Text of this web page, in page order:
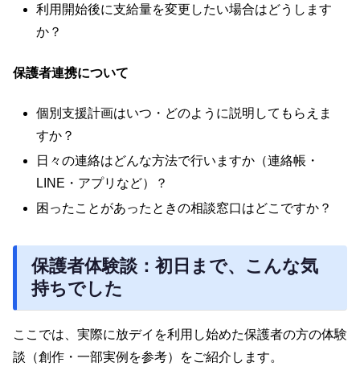
利用開始後に支給量を変更したい場合はどうします
か？
保護者連携について
個別支援計画はいつ・どのように説明してもらえま
すか？
日々の連絡はどんな方法で行いますか（連絡帳・
LINE・アプリなど）？
困ったことがあったときの相談窓口はどこですか？
保護者体験談：初日まで、こんな気
持ちでした
ここでは、実際に放デイを利用し始めた保護者の方の体験
談（創作・一部実例を参考）をご紹介します。